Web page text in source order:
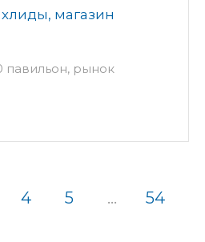
магазин
павильон, рынок
4 5 ... 54